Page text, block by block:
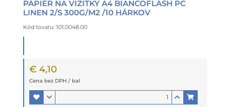
PAPIER NA VIZITKY A4 BIANCOFLASH PC
LINEN 2/S 300G/M2 /10 HÁRKOV
Kód tovaru: 101.0048.00
€ 4,10
Cena bez DPH / bal